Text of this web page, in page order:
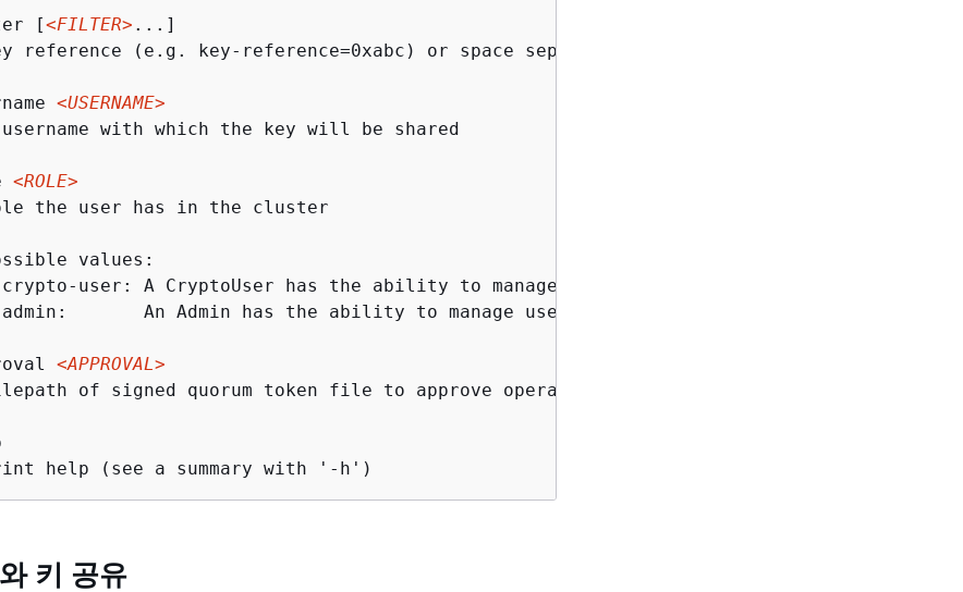
[
<FILTER> ...]
reference (e.g. key-reference=0xabc) or space separated list of key attributes in
<USERNAME>
with which the key will be shared
<ROLE>
the user has in the cluster
values:
user: A CryptoUser has the ability to manage and use keys
An Admin has the ability to manage user accounts
<APPROVAL>
of signed quorum token file to approve operation
help (see a summary with '-h')
키 공유